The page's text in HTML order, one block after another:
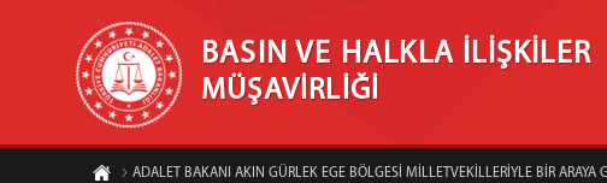
BASIN VE HALKLA İLİŞKİLER
MÜŞAVİRLİĞİ
ADALET BAKANI AKIN GÜRLEK EGE BÖLGESİ MİLLETVEKİLLERİYLE BİR ARAYA